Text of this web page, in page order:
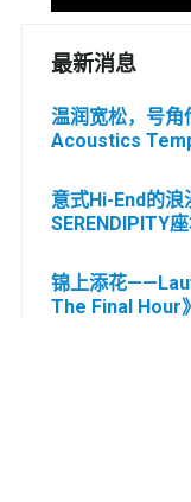
最新消息
温润宽松，号
Acoustics
意式Hi-End的浪
SERENDIPITY
锦上添花
The Final Hour》